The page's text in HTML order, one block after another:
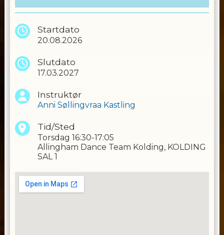
Startdato
20.08.2026
Slutdato
17.03.2027
Instruktør
Anni Søllingvraa Kastling
Tid/Sted
Torsdag 16:30-17:05
Allingham Dance Team Kolding, KOLDING
SAL 1